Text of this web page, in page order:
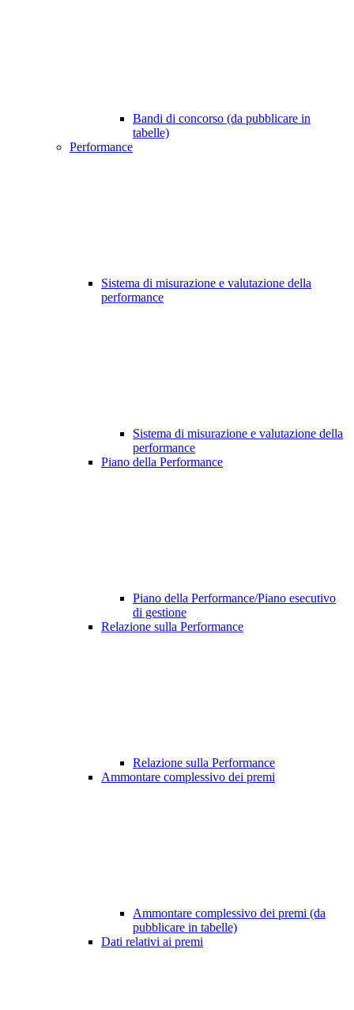
Bandi di concorso (da pubblicare in
tabelle)
Performance
Sistema di misurazione e valutazione della
performance
Sistema di misurazione e valutazione della
performance
Piano della Performance
Piano della Performance/Piano esecutivo
di gestione
Relazione sulla Performance
Relazione sulla Performance
Ammontare complessivo dei premi
Ammontare complessivo dei premi (da
pubblicare in tabelle)
Dati relativi ai premi